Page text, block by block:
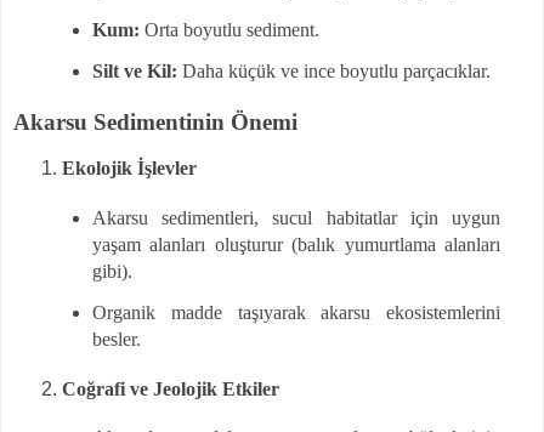
Kum: Orta boyutlu sediment.
Silt ve Kil: Daha küçük ve ince boyutlu parçacıklar.
Akarsu Sedimentinin Önemi
Ekolojik İşlevler
Akarsu sedimentleri, sucul habitatlar için uygun
yaşam alanları oluşturur (balık yumurtlama alanları
gibi).
Organik madde taşıyarak akarsu ekosistemlerini
besler.
Coğrafi ve Jeolojik Etkiler